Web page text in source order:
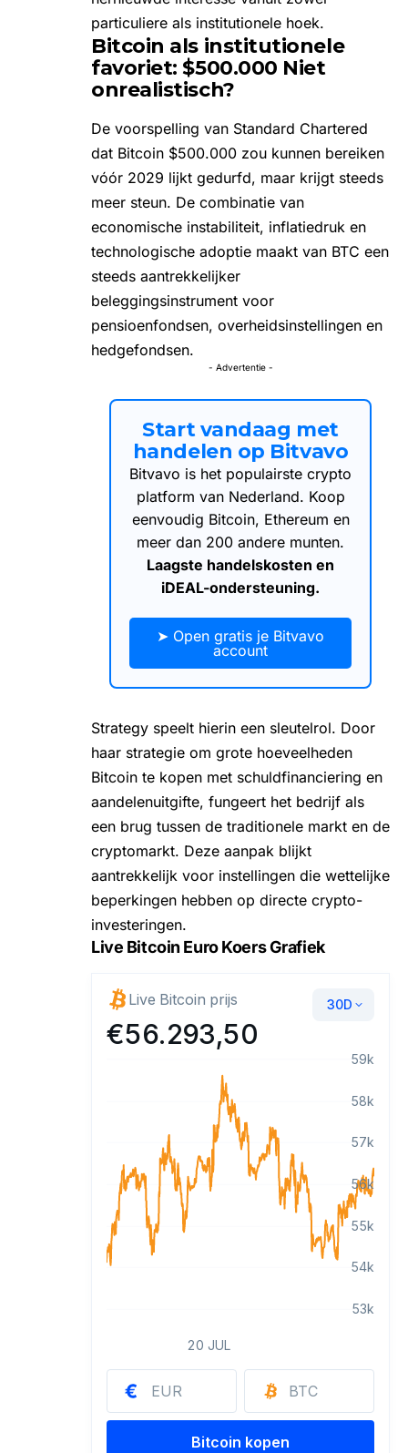
particuliere als institutionele hoek.
Bitcoin als institutionele
favoriet: $500.000 Niet
onrealistisch?
De voorspelling van Standard Chartered
dat Bitcoin $500.000 zou kunnen bereiken
vóór 2029 lijkt gedurfd, maar krijgt steeds
meer steun. De combinatie van
economische instabiliteit, inflatiedruk en
technologische adoptie maakt van BTC een
steeds aantrekkelijker
beleggingsinstrument voor
pensioenfondsen, overheidsinstellingen en
hedgefondsen.
- Advertentie -
Start vandaag met
handelen op Bitvavo
Bitvavo is het populairste crypto
platform van Nederland. Koop
eenvoudig Bitcoin, Ethereum en
meer dan 200 andere munten.
Laagste handelskosten en
iDEAL-ondersteuning.
➤ Open gratis je Bitvavo
account
Strategy speelt hierin een sleutelrol. Door
haar strategie om grote hoeveelheden
Bitcoin te kopen met schuldfinanciering en
aandelenuitgifte, fungeert het bedrijf als
een brug tussen de traditionele markt en de
cryptomarkt. Deze aanpak blijkt
aantrekkelijk voor instellingen die wettelijke
beperkingen hebben op directe crypto-
investeringen.
Live Bitcoin Euro Koers Grafiek